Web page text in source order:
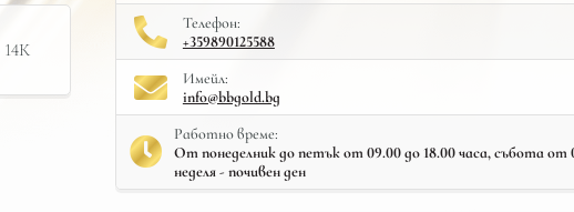
Телефон:
+359890125588
Имейл:
info@bbgold.bg
Работно време:
От понеделник до петък от 09.00 до 18.00 часа, събота от
неделя - почивен ден